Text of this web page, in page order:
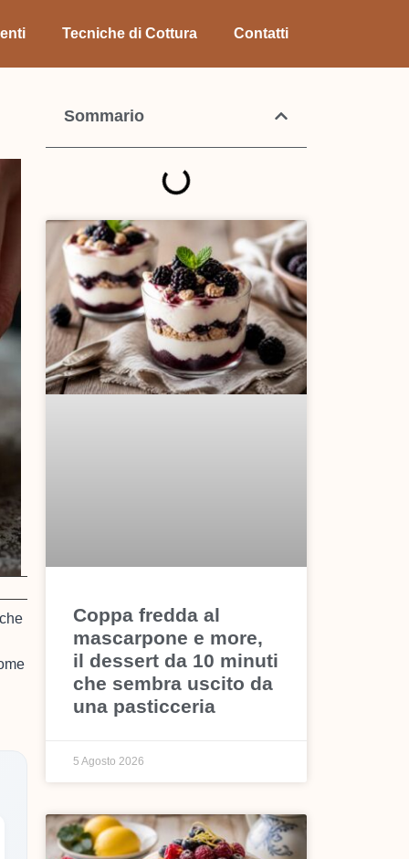
Tecniche di Cottura Contatti
Sommario
Coppa fredda al
mascarpone e more,
il dessert da 10 minuti
che sembra uscito da
una pasticceria
5 Agosto 2026